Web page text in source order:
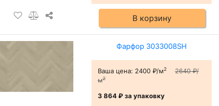
В корзину
Фарфор 3033008SH
Ваша цена: 2400 ₽/м2
2640 ₽/
м2
3 864 ₽за упаковку